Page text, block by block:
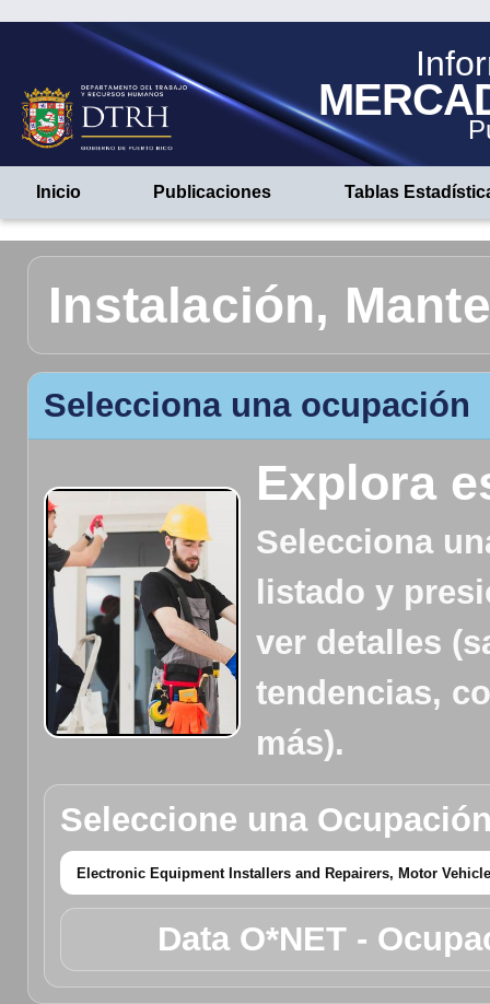
Inicio Publicaciones Tablas
Instalación,
Selecciona una ocupación
Explora
Selecciona
listado y
ver detalles
tendencias,
más).
Seleccione una
Data O*NET -